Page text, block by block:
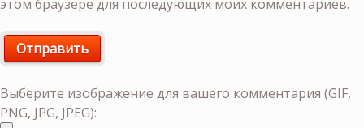
этом браузере для последующих моих комментариев.
Выберите изображение для вашего комментария (GIF,
PNG, JPG, JPEG):